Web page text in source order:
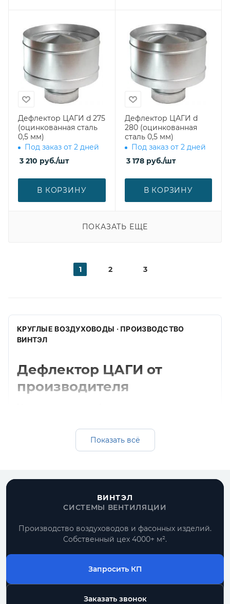
Дефлектор ЦАГИ d 275
(оцинкованная сталь
0,5 мм)
Под заказ от 2 дней
3 210 руб./шт
В КОРЗИНУ
Дефлектор ЦАГИ d
280 (оцинкованная
сталь 0,5 мм)
Под заказ от 2 дней
3 178руб./шт
В КОРЗИНУ
ПОКАЗАТЬ ЕЩЕ
1 2 3
КРУГЛЫЕ ВОЗДУХОВОДЫ · ПРОИЗВОДСТВО
ВИНТЭЛ
Дефлектор ЦАГИ от
производителя
толщину, материал и комплектующие под
монтажную схему.
Все круглые воздуховоды
По проекту
типовые позиции и нестандартные размеры
воздуховоды и фасонные части одного
Показать всё
ВИНТЭЛ
СИСТЕМЫ ВЕНТИЛЯЦИИ
Производство воздуховодов и фасонных изделий.
Собственный цех 4000+ м².
Запросить КП
Заказать звонок